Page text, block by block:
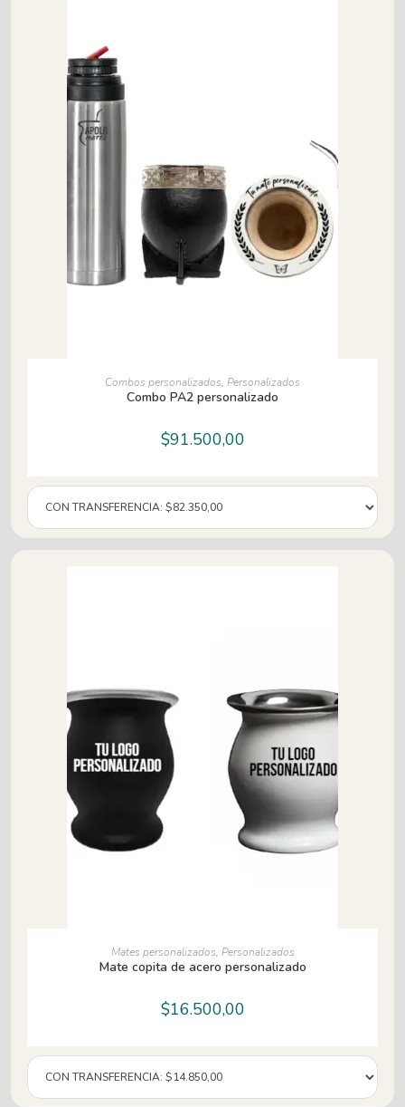
AÑADIR AL CARRITO
Combos personalizados, Personalizados
Combo PA2 personalizado
$91.500,00
AÑADIR AL CARRITO
Mates personalizados, Personalizados
Mate copita de acero personalizado
$16.500,00